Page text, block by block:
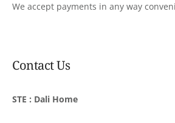
We accept payments in any way
Contact Us
STE : Dali Home